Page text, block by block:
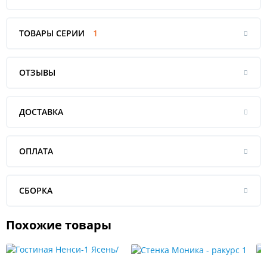
ТОВАРЫ СЕРИИ 1
ОТЗЫВЫ
ДОСТАВКА
ОПЛАТА
СБОРКА
Похожие товары